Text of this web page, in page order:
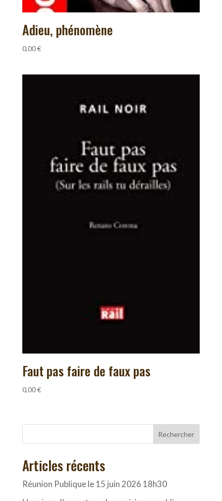
Adieu, phénomène
0,00€
Faut pas faire de faux pas
0,00€
Rechercher
Articles récents
Réunion Publique le 15 juin 2026 18h30